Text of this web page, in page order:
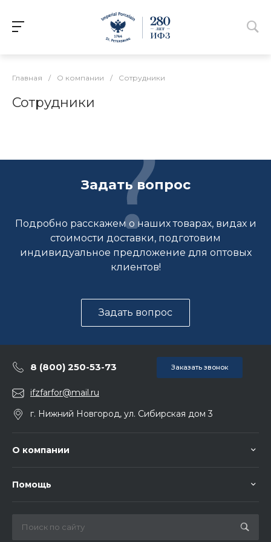
Главная / О компании / Сотрудники
Сотрудники
Задать вопрос
Подробно расскажем о наших товарах, видах и
стоимости доставки, подготовим
индивидуальное предложение для оптовых
клиентов!
Задать вопрос
8 (800) 250-53-73 Заказать звонок
ifzfarfor@mail.ru
г. Нижний Новгород, ул. Сибирская дом 3
О компании
Помощь